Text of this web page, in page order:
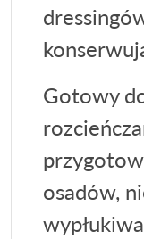
Gotowy
osadów,